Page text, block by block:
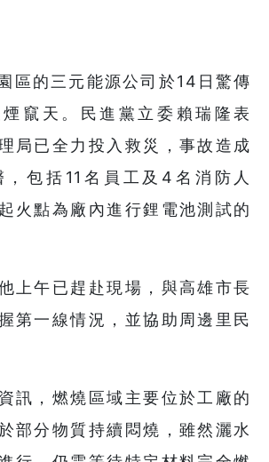
區的三元能源公司於14日驚傳
竄天。民進黨立委賴瑞隆表
局已全力投入救災，事故造成
，包括11名員工及4名消防人
火點為廠內進行鋰電池測試的
上午已趕赴現場，與高雄市長
第一線情況，並協助周邊里民
訊，燃燒區域主要位於工廠的
部分物質持續悶燒，雖然灑水